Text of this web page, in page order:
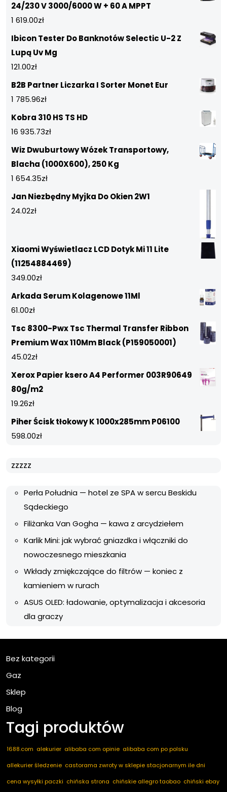
24/230 V 3000/6000 W + 60 A MPPT
1 619.00zł
Ibicon Tester Do Banknotów Selectic U-2 Z
Lupą Uv Mg
121.00zł
B2B Partner Liczarka I Sorter Monet Eur
1 785.96zł
Kobra 310 HS TS HD
16 935.73zł
Wiz Dwuburtowy Wózek Transportowy,
Blacha (1000X600), 250 Kg
1 654.35zł
Jan Niezbędny Myjka Do Okien 2W1
24.02zł
Xiaomi Wyświetlacz LCD Dotyk Mi 11 Lite
(11254884469)
349.00zł
Arkada Serum Kolagenowe 11Ml
61.00zł
Tsc 8300-Pwx Tsc Thermal Transfer Ribbon
Premium Wax 110Mm Black (P159050001)
45.02zł
Xerox Papier ksero A4 Performer 003R90649
80g/m2
19.26zł
Piher Ścisk tłokowy K 1000x285mm P06100
598.00zł
zzzzz
Perła Południa — hotel ze SPA w sercu Beskidu
Sądeckiego
Filiżanka Van Gogha — kawa z arcydziełem
Karlik Mini: jak wybrać gniazdka i włączniki do
nowoczesnego mieszkania
Wkłady zmiękczające do filtrów — koniec z
kamieniem w rurach
ASUS OLED: ładowanie, optymalizacja i akcesoria
dla graczy
Bez kategorii
Gaz
Sklep
Blog
Tagi produktów
1688.com alekurier alibaba com opinie alibaba com po polsku
allekurier śledzenie castorama zwroty w sklepie stacjonarnym ile dni
cena wysyłki paczki chińska strona chińskie allegro taobao chiński ebay